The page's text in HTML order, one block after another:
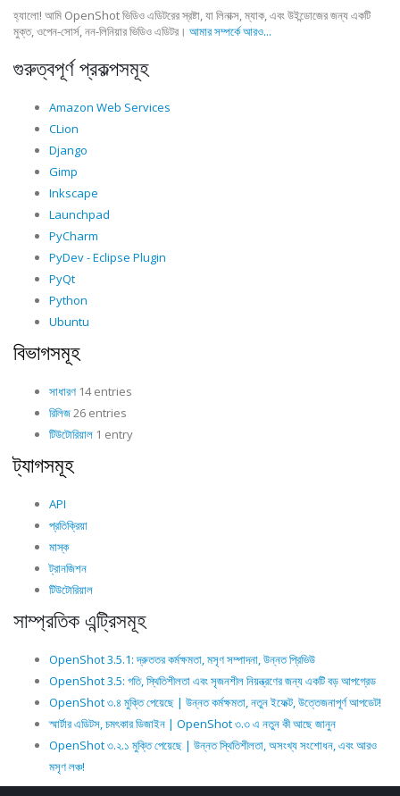
হ্যালো! আমি OpenShot ভিডিও এডিটরের স্রষ্টা, যা লিনাক্স, ম্যাক, এবং উইন্ডোজের জন্য একটি
মুক্ত, ওপেন-সোর্স, নন-লিনিয়ার ভিডিও এডিটর। আমার সম্পর্কে আরও...
গুরুত্বপূর্ণ প্রকল্পসমূহ
Amazon Web Services
CLion
Django
Gimp
Inkscape
Launchpad
PyCharm
PyDev - Eclipse Plugin
PyQt
Python
Ubuntu
বিভাগসমূহ
সাধারণ 14 entries
রিলিজ26 entries
টিউটোরিয়াল 1 entry
ট্যাগসমূহ
API
প্রতিক্রিয়া
মাস্ক
ট্রানজিশন
টিউটোরিয়াল
সাম্প্রতিক এন্ট্রিসমূহ
OpenShot 3.5.1: দ্রুততর কর্মক্ষমতা, মসৃণ সম্পাদনা, উন্নত প্রিভিউ
OpenShot 3.5: গতি, স্থিতিশীলতা এবং সৃজনশীল নিয়ন্ত্রণের জন্য একটি বড় আপগ্রেড
OpenShot ৩.৪ মুক্তি পেয়েছে | উন্নত কর্মক্ষমতা, নতুন ইফেক্ট, উত্তেজনাপূর্ণ আপডেট!
স্মার্টার এডিটস, চমৎকার ডিজাইন | OpenShot ৩.৩ এ নতুন কী আছে জানুন
OpenShot ৩.২.১ মুক্তি পেয়েছে | উন্নত স্থিতিশীলতা, অসংখ্য সংশোধন, এবং আরও
মসৃণ লঞ্চ!